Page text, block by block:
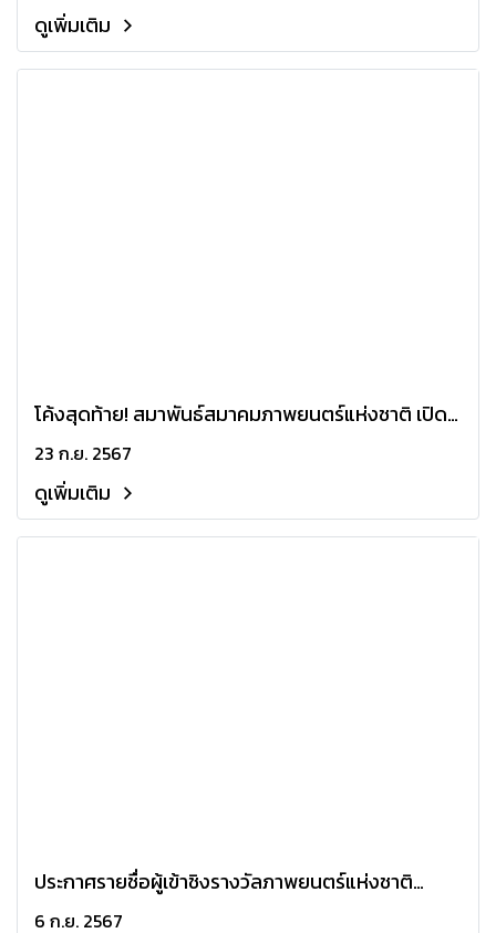
ดูเพิ่มเติม
โค้งสุดท้าย! สมาพันธ์สมาคมภาพยนตร์แห่งชาติ เปิด
โผหนัง 15 เรื่องติดอันดับชิงโหวตสูงสุด "ภาพยนตร์
23 ก.ย. 2567
ดูเพิ่มเติม
ประกาศรายชื่อผู้เข้าชิงรางวัลภาพยนตร์แห่งชาติ
"สุพรรณหงส์ ครั้งที่ 32"
6 ก.ย. 2567